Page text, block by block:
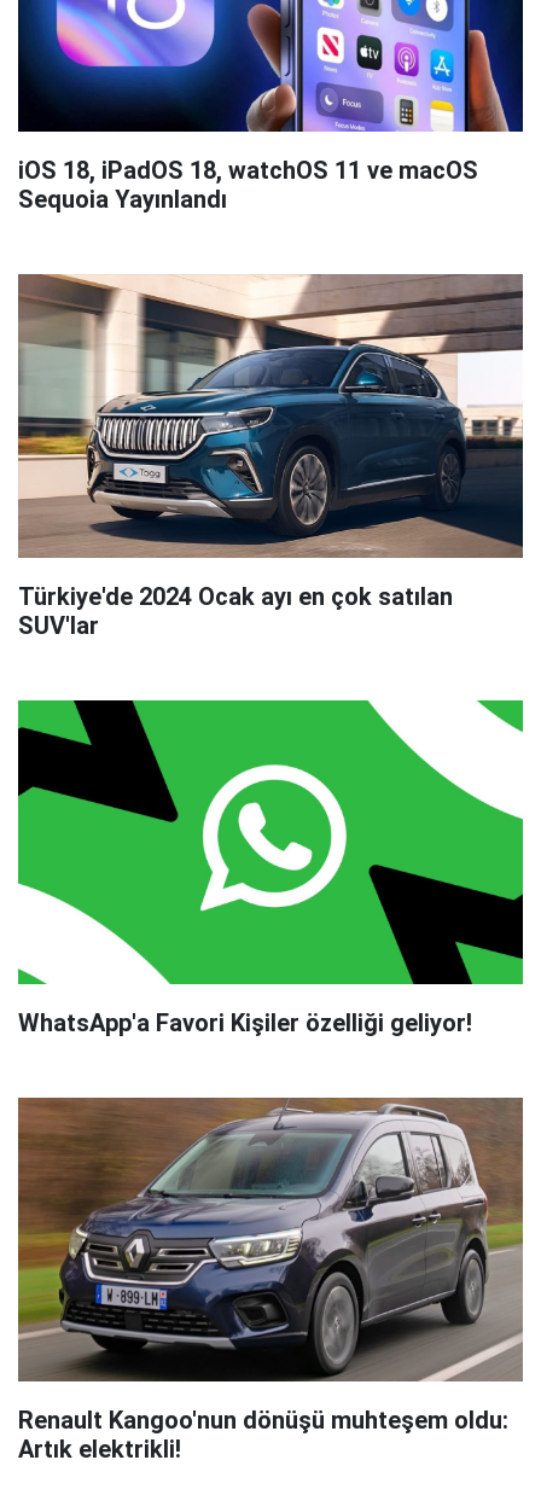
iOS 18, iPadOS 18, watchOS 11 ve macOS
Sequoia Yayınlandı
Türkiye'de 2024 Ocak ayı en çok satılan
SUV'lar
WhatsApp'a Favori Kişiler özelliği geliyor!
Renault Kangoo'nun dönüşü muhteşem oldu:
Artık elektrikli!